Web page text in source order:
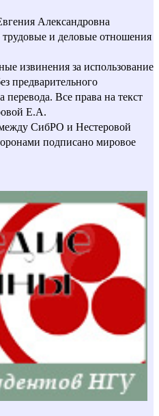
Александровна
и деловые отношения
извинения за использование
предварительного
перевода. Все права на текст
Е.А.
СибРО и Нестеровой
подписано мировое